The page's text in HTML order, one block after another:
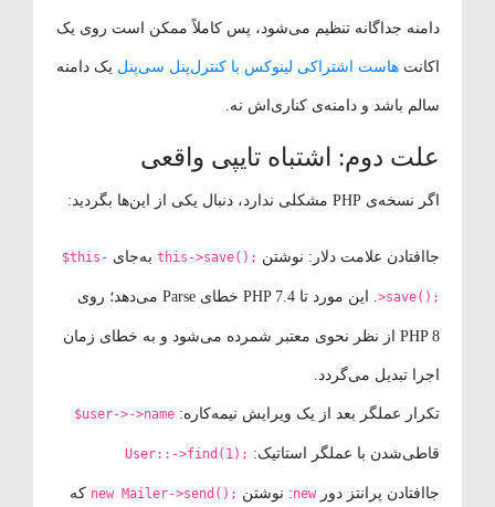
دامنه جداگانه تنظیم می‌شود، پس کاملاً ممکن است روی یک
اکانتهاست اشتراکی لینوکس با کنترل‌پنل سی‌پنلیک دامنه
سالم باشد و دامنه‌ی کناری‌اش نه.
علت دوم: اشتباه تایپی واقعی
اگر نسخه‌ی PHP مشکلی ندارد، دنبال یکی از این‌ها بگردید:
جاافتادن علامت دلار: نوشتنthis->save(); به‌جای$this-
>save(); . این مورد تا PHP 7.4 خطای Parse می‌دهد؛ روی
PHP 8 از نظر نحوی معتبر شمرده می‌شود و به خطای زمان
اجرا تبدیل می‌گردد.
تکرار عملگر بعد از یک ویرایش نیمه‌کاره: $user->->name
قاطی‌شدن با عملگر استاتیک:User::->find(1);
جاافتادن پرانتز دور new: نوشتنnew Mailer->send();که